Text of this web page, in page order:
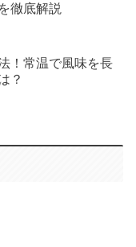
徹底解説
！常温で風味を長
？